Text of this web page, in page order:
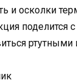
и осколки
поделится
ртутными